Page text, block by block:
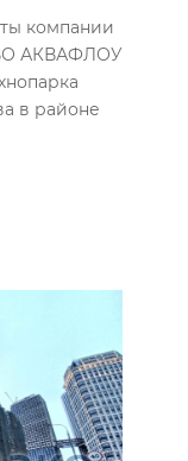
компании
АКВАФЛОУ
в районе